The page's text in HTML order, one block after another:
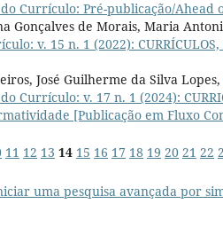
Currículo: Pré-publicação/Ahead
Gonçalves de Morais, Maria
v. 15 n. 1 (2022):
José Guilherme da Silva Lopes,
Currículo: v. 17 n. 1 (2024):
[Publicação em Fluxo
11 12 13 14 15 16 17 18 19 20 21 22
uma pesquisa avançada por